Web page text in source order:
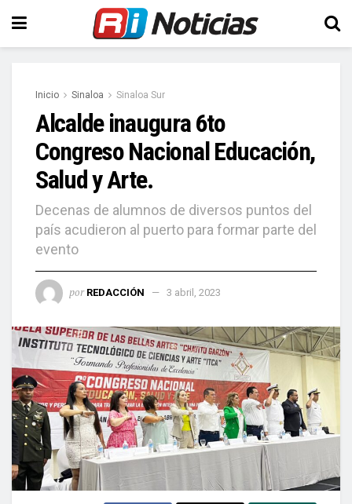
Inicio Sinaloa Sinaloa Sur
Alcalde inaugura 6to
Congreso Nacional Educación,
Salud y Arte.
Decenas de alumnos de diversos puntos del
país acudieron al puerto para formar parte del
evento
por REDACCIÓN 3 abril, 2023